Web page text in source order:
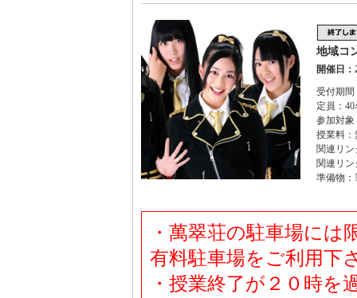
地域コ
開催日：
受付期
定員：40
参加対象
授業料
関連リン
関連リン
準備物：
・萬翠荘の駐車場に
有料駐車場をご利用下
・授業終了が２０時